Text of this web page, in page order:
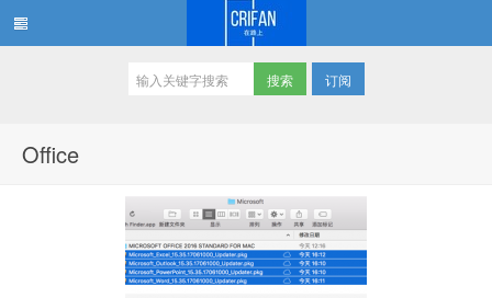
订阅
Office